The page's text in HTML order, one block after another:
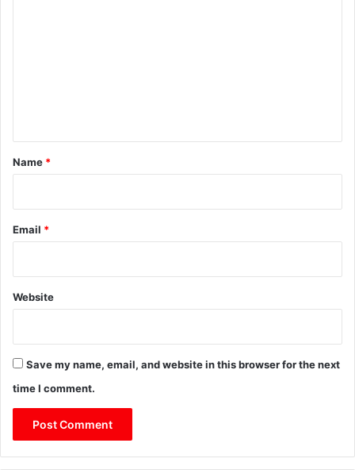
*
Name *
Email *
Website
Save my name, email, and website in this browser for the next
time I comment.